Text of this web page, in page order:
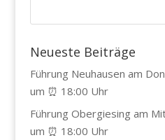
Neueste Beiträge
Führung Neuhausen am
um ⏰ 18:00 Uhr
Führung Obergiesing am
um ⏰ 18:00 Uhr